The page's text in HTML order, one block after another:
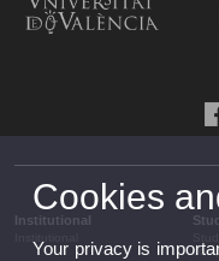
Institutional
Cookies
Your privacy is